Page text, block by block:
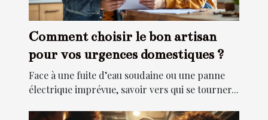
Comment choisir le bon artisan
pour vos urgences domestiques ?
Face à une fuite d’eau soudaine ou une panne
électrique imprévue, savoir vers qui se tourner...